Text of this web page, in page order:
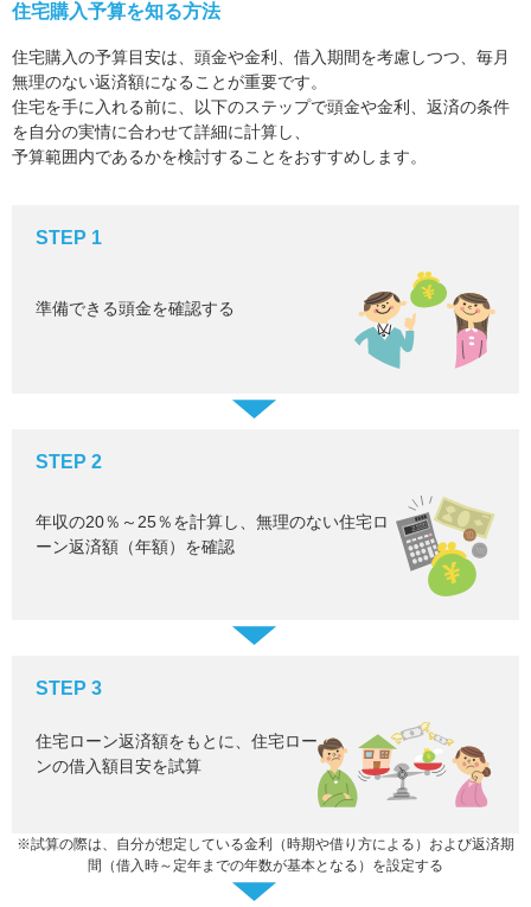
住宅購入予算を知る方法
住宅購入の予算目安は、頭金や金利、借入期間を考慮しつつ、毎月
無理のない返済額になることが重要です。
住宅を手に入れる前に、以下のステップで頭金や金利、返済の条件
を自分の実情に合わせて詳細に計算し、
予算範囲内であるかを検討することをおすすめします。
STEP 1
準備できる頭金を確認する
STEP 2
年収の20％～25％を計算し、無理のない住宅ロ
ーン返済額（年額）を確認
STEP 3
住宅ローン返済額をもとに、住宅ロー
ンの借入額目安を試算
※試算の際は、自分が想定している金利（時期や借り方による）および返済期
間（借入時～定年までの年数が基本となる）を設定する